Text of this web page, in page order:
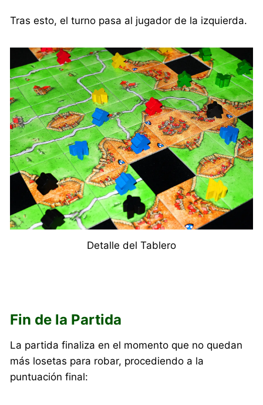
Tras esto, el turno pasa al jugador de la izquierda.
Detalle del Tablero
Fin de la Partida
La partida finaliza en el momento que no quedan
más losetas para robar, procediendo a la
puntuación final: